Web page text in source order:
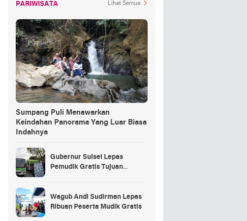
PARIWISATA Lihat Semua
Sumpang Puli Menawarkan
Keindahan Panorama Yang Luar Biasa
Indahnya
Gubernur Sulsel Lepas
Pemudik Gratis Tujuan
Wagub Andi Sudirman Lepas
Ribuan Peserta Mudik Gratis